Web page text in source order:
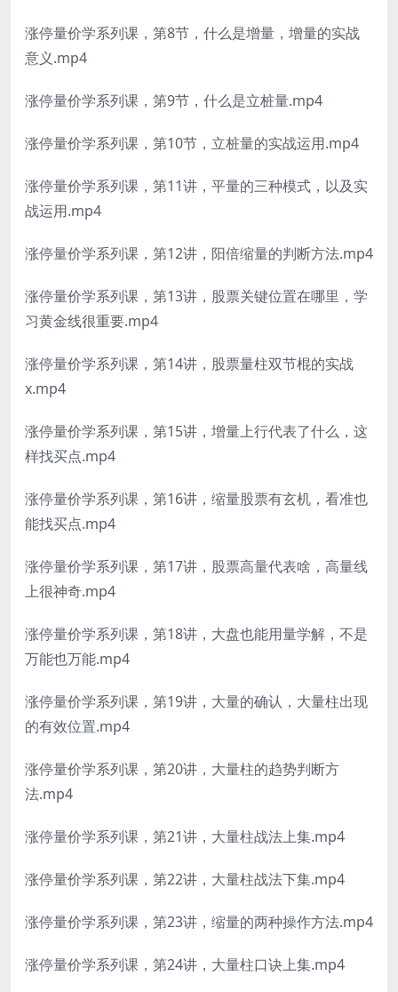
涨停量价学系列课，第8节，什么是增量，增量的实战
意义.mp4
涨停量价学系列课，第9节，什么是立桩量.mp4
涨停量价学系列课，第10节，立桩量的实战运用.mp4
涨停量价学系列课，第11讲，平量的三种模式，以及实
战运用.mp4
涨停量价学系列课，第12讲，阳倍缩量的判断方法.mp4
涨停量价学系列课，第13讲，股票关键位置在哪里，学
习黄金线很重要.mp4
涨停量价学系列课，第14讲，股票量柱双节棍的实战
x.mp4
涨停量价学系列课，第15讲，增量上行代表了什么，这
样找买点.mp4
涨停量价学系列课，第16讲，缩量股票有玄机，看准也
能找买点.mp4
涨停量价学系列课，第17讲，股票高量代表啥，高量线
上很神奇.mp4
涨停量价学系列课，第18讲，大盘也能用量学解，不是
万能也万能.mp4
涨停量价学系列课，第19讲，大量的确认，大量柱出现
的有效位置.mp4
涨停量价学系列课，第20讲，大量柱的趋势判断方
法.mp4
涨停量价学系列课，第21讲，大量柱战法上集.mp4
涨停量价学系列课，第22讲，大量柱战法下集.mp4
涨停量价学系列课，第23讲，缩量的两种操作方法.mp4
涨停量价学系列课，第24讲，大量柱口诀上集.mp4